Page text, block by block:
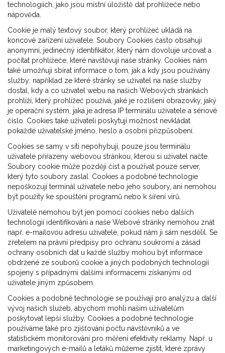
technologiích, jako jsou místní úložiště dat prohlížeče nebo
nápověda.
Cookie je malý textový soubor, který prohlížeč ukládá na
koncové zařízení uživatele. Soubory Cookies často obsahují
anonymní, jedinečný identifikátor, který nám dovoluje určovat a
počítat prohlížeče, které navštěvují naše stránky. Cookies nám
také umožňují sbírat informace o tom, jak a kdy jsou používány
služby: například ze které stránky se uživatel na naše služby
dostal, kdy a co uživatel webu na našich Webových stránkách
prohlíží, který prohlížeč používá, jaké je rozlišení obrazovky, jaký
je operační systém, jaká je adresa IP terminálu uživatele a sériové
číslo. Cookies také uživateli poskytují možnost nevkládat
pokaždé uživatelské jméno, heslo a osobní přizpůsobení.
Cookies se samy v síti nepohybují, pouze jsou terminálu
uživatele přiřazeny webovou stránkou, kterou si uživatel načte.
Soubory cookie může později číst a používat pouze server,
který tyto soubory zaslal. Cookies a podobné technologie
nepoškozují terminál uživatele nebo jeho soubory, ani nemohou
být použity ke spouštění programů nebo k šíření virů.
Uživatelé nemohou být jen pomocí cookies nebo dalších
technologií identifikováni a naše Webové stránky nemohou znát
např. e-mailovou adresu uživatele, pokud nám ji sám nesdělil. Se
zřetelem na právní předpisy pro ochranu soukromí a zásad
ochrany osobních dat u každé služby mohou být informace
obdržené ze souborů cookie a jiných podobných technologií
spojeny s případnými dalšími informacemi získanými od
uživatele jiným způsobem.
Cookies a podobné technologie se používají pro analýzu a další
vývoj našich služeb, abychom mohli našim uživatelům
poskytovat lepší služby. Cookies a podobné technologie
používáme také pro zjišťování počtu návštěvníků a ve
statistickém monitorování pro měření efektivity reklamy. Např. u
marketingových e-mailů a letáků můžeme zjistit, které zprávy